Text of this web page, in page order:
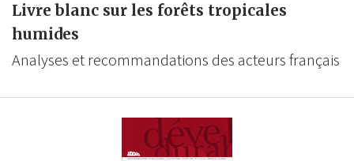
Livre blanc sur les forêts tropicales
humides
Analyses et recommandations des acteurs français